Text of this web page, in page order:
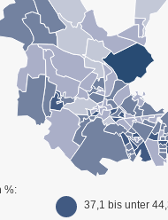
%:
37,1 bis unter